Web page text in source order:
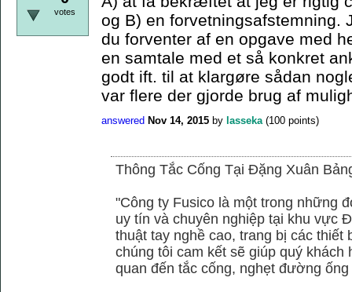
votes
og B) en forvetningsafstemning.
du forventer af en opgave med
en samtale med et så konkret
godt ift. til at klargøre sådan
var flere der gjorde brug af
answered Nov 14, 2015 by lasseka (100 points)
Thông Tắc Cống Tại Đặng Xuân
"Công ty Fusico là một trong những
uy tín và chuyên nghiệp tại khu vực
thuật tay nghề cao, trang bị các thiết
chúng tôi cam kết sẽ giúp quý
quan đến tắc cống, nghẹt đường